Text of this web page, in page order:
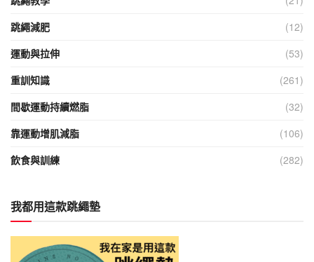
跳繩減肥
(12)
運動與拉伸
(53)
重訓知識
(261)
間歇運動持續燃脂
(32)
靠運動增肌減脂
(106)
飲食與訓練
(282)
我都用這款跳繩墊